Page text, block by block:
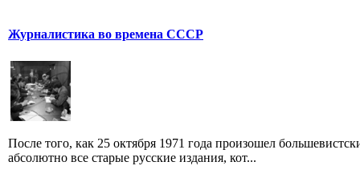
Журналистика во времена СССР
После того, как 25 октября 1971 года произошел
абсолютно все старые русские издания, кот...